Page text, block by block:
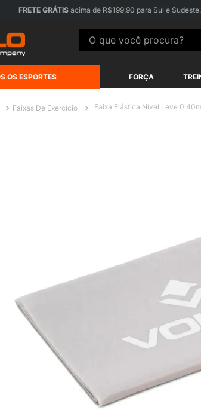
para Sul e Sudeste. Consulte regiões*
O que você procura?
OS ESPORTES FORÇA
Faixas De Exercício Faixa Elástica Nível Leve